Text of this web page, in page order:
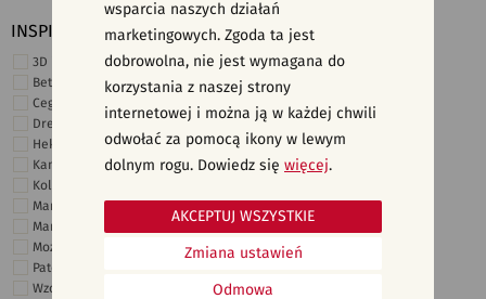
INSPIRACJE
3D i struktury
Beton
Cegiełki
Drewno
Heksagonalne
Kamień
Kolor
Marmur
Marokańskie
Mozaika
Patchwork
Wzory i motywy
wsparcia naszych działań
marketingowych. Zgoda ta jest
dobrowolna, nie jest wymagana do
korzystania z naszej strony
internetowej i można ją w każdej chwili
odwołać za pomocą ikony w lewym
dolnym rogu. Dowiedz się więcej.
Odmowa
Zmiana ustawień
AKCEPTUJ WSZYSTKIE